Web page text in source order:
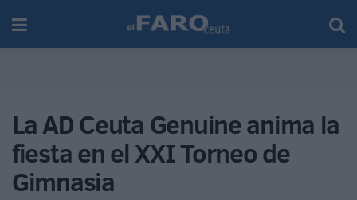
La AD Ceuta Genuine anima la
fiesta en el XXI Torneo de
Gimnasia